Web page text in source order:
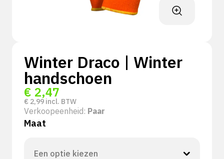
Winter Draco | Winter
handschoen
€ 2,47
€ 2,99 incl. BTW
Verkoopeenheid: Paar
Maat